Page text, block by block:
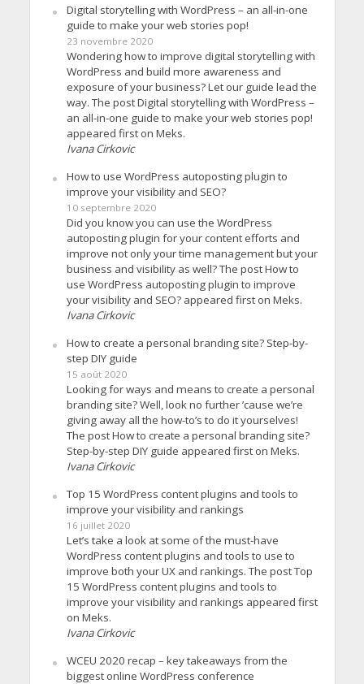
Digital storytelling with WordPress – an all-in-one
guide to make your web stories pop!
23 novembre 2020
Wondering how to improve digital storytelling with
WordPress and build more awareness and
exposure of your business? Let our guide lead the
way. The post Digital storytelling with WordPress –
an all-in-one guide to make your web stories pop!
appeared first on Meks.
Ivana Cirkovic
How to use WordPress autoposting plugin to
improve your visibility and SEO?
10 septembre 2020
Did you know you can use the WordPress
autoposting plugin for your content efforts and
improve not only your time management but your
business and visibility as well? The post How to
use WordPress autoposting plugin to improve
your visibility and SEO? appeared first on Meks.
Ivana Cirkovic
How to create a personal branding site? Step-by-
step DIY guide
15 août 2020
Looking for ways and means to create a personal
branding site? Well, look no further ’cause we’re
giving away all the how-to’s to do it yourselves!
The post How to create a personal branding site?
Step-by-step DIY guide appeared first on Meks.
Ivana Cirkovic
Top 15 WordPress content plugins and tools to
improve your visibility and rankings
16 juillet 2020
Let’s take a look at some of the must-have
WordPress content plugins and tools to use to
improve both your UX and rankings. The post Top
15 WordPress content plugins and tools to
improve your visibility and rankings appeared first
on Meks.
Ivana Cirkovic
WCEU 2020 recap – key takeaways from the
biggest online WordPress conference